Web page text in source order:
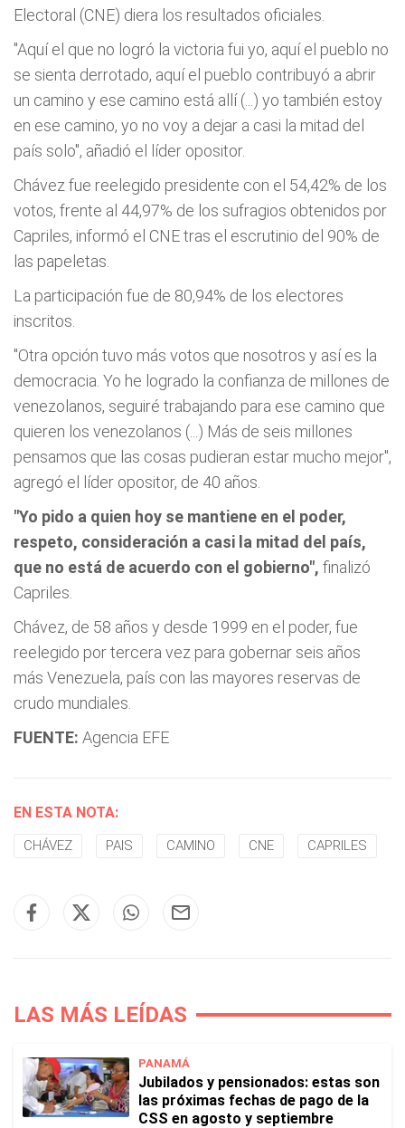
Electoral (CNE) diera los resultados oficiales.
"Aquí el que no logró la victoria fui yo, aquí el pueblo no
se sienta derrotado, aquí el pueblo contribuyó a abrir
un camino y ese camino está allí (...) yo también estoy
en ese camino, yo no voy a dejar a casi la mitad del
país solo", añadió el líder opositor.
Chávez fue reelegido presidente con el 54,42% de los
votos, frente al 44,97% de los sufragios obtenidos por
Capriles, informó el CNE tras el escrutinio del 90% de
las papeletas.
La participación fue de 80,94% de los electores
inscritos.
"Otra opción tuvo más votos que nosotros y así es la
democracia. Yo he logrado la confianza de millones de
venezolanos, seguiré trabajando para ese camino que
quieren los venezolanos (...) Más de seis millones
pensamos que las cosas pudieran estar mucho mejor",
agregó el líder opositor, de 40 años.
"Yo pido a quien hoy se mantiene en el poder,
respeto, consideración a casi la mitad del país,
que no está de acuerdo con el gobierno", finalizó
Capriles.
Chávez, de 58 años y desde 1999 en el poder, fue
reelegido por tercera vez para gobernar seis años
más Venezuela, país con las mayores reservas de
crudo mundiales.
FUENTE: Agencia EFE
EN ESTA NOTA:
CHÁVEZ PAIS CAMINO CNE CAPRILES
LAS MÁS LEÍDAS
PANAMÁ
Jubilados y pensionados: estas son
las próximas fechas de pago de la
CSS en agosto y septiembre